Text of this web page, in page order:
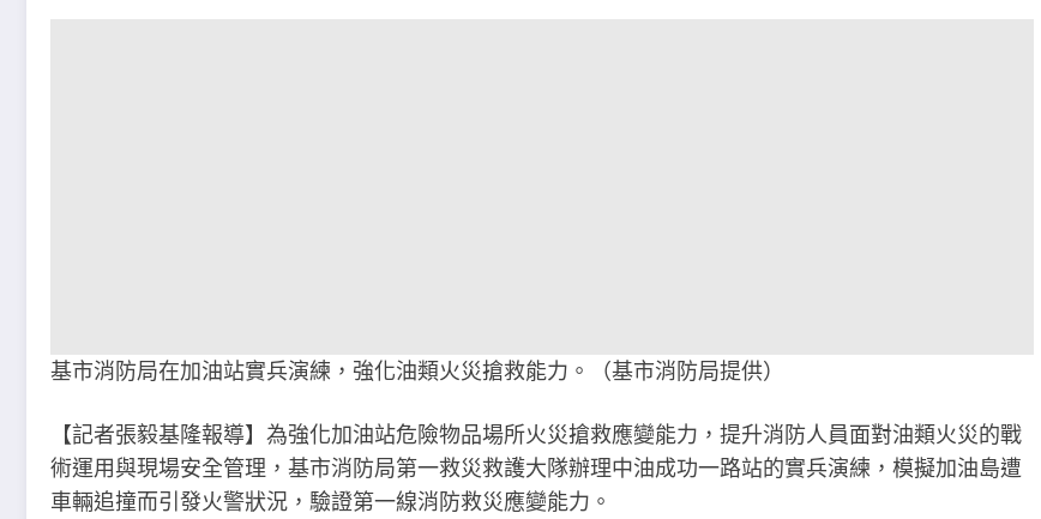
基市消防局在加油站實兵演練，強化油類火災搶救能力。（基市消防局提供）
【記者張毅基隆報導】為強化加油站危險物品場所火災搶救應變能力，提升消防人員面對油類火災的戰
術運用與現場安全管理，基市消防局第一救災救護大隊辦理中油成功一路站的實兵演練，模擬加油島遭
車輛追撞而引發火警狀況，驗證第一線消防救災應變能力。